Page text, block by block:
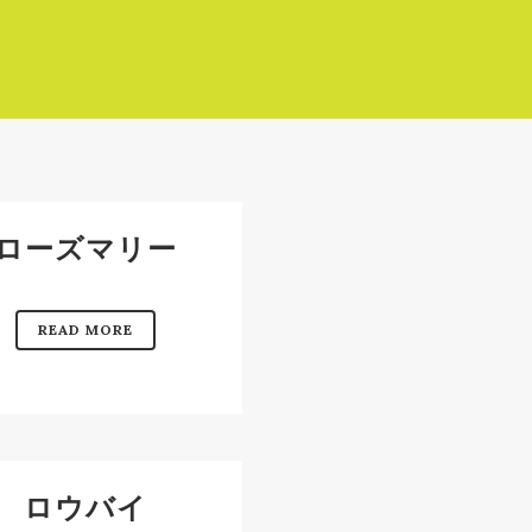
ーズマリー
READ MORE
ロウバイ